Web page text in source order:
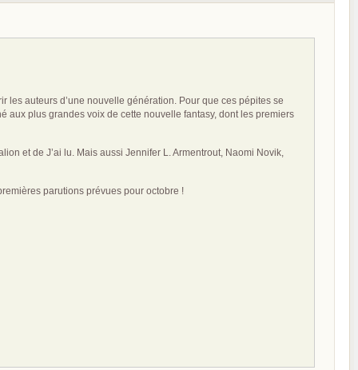
les auteurs d’une nouvelle génération. Pour que ces pépites se
aux plus grandes voix de cette nouvelle fantasy, dont les premiers
et de J’ai lu. Mais aussi Jennifer L. Armentrout, Naomi Novik,
parutions prévues pour octobre !